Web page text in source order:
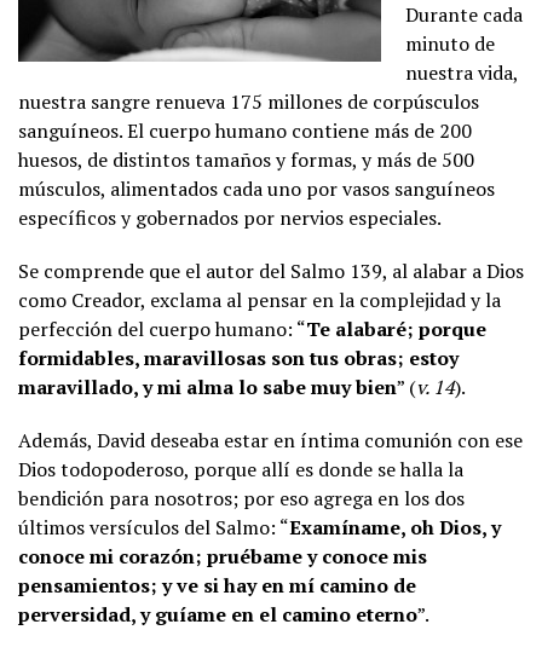
Durante cada
minuto de
nuestra vida,
nuestra sangre renueva 175 millones de corpúsculos
sanguíneos. El cuerpo humano contiene más de 200
huesos, de distintos tamaños y formas, y más de 500
músculos, alimentados cada uno por vasos sanguíneos
específicos y gobernados por nervios especiales.
Se comprende que el autor del Salmo 139, al alabar a Dios
como Creador, exclama al pensar en la complejidad y la
perfección del cuerpo humano: “Te alabaré; porque
formidables, maravillosas son tus obras; estoy
maravillado, y mi alma lo sabe muy bien” (v. 14).
Además, David deseaba estar en íntima comunión con ese
Dios todopoderoso, porque allí es donde se halla la
bendición para nosotros; por eso agrega en los dos
últimos versículos del Salmo: “Examíname, oh Dios, y
conoce mi corazón; pruébame y conoce mis
pensamientos; y ve si hay en mí camino de
perversidad, y guíame en el camino eterno”.